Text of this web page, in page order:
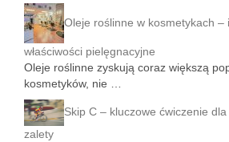
Oleje roślinne w kosmetykach –
właściwości pielęgnacyjne
Oleje roślinne zyskują coraz większą
kosmetyków, nie …
Skip C – kluczowe ćwiczenie
zalety